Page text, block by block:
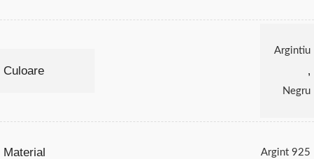
Culoare
Argintiu
,
Negru
Material Argint 925